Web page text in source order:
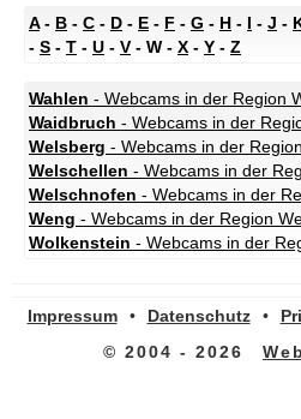
A- B - C - D - E - F - G - H - I - J -
- S - T - U - V- W - X - Y - Z
Wahlen - Webcams in der Region
Waidbruch - Webcams in der
Welsberg - Webcams in der
Welschellen - Webcams in der
Welschnofen - Webcams in der
Weng - Webcams in der Region
Wolkenstein - Webcams in der
Impressum • Datenschutz •
© 2004 - 2026